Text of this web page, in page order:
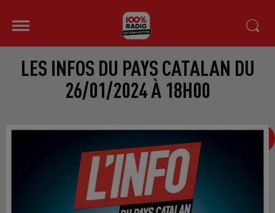
LES INFOS DU PAYS CATALAN DU
26/01/2024 À 18H00